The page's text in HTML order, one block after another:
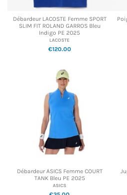
Débardeur LACOSTE Femme SPORT
SLIM FIT ROLAND GARROS Bleu
Indigo PE 2025
LACOSTE
€120.00
Débardeur ASICS Femme COURT
TANK Bleu PE 2025
ASICS